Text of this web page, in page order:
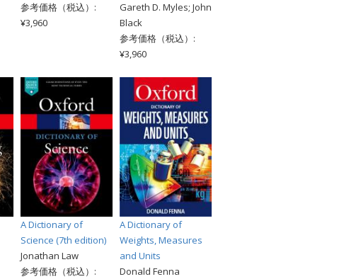
参考価格（税込）:
¥3,960
Gareth D. Myles; John
Black
参考価格（税込）:
¥3,960
A Dictionary of
Science (7th edition)
Jonathan Law
参考価格（税込）:
A Dictionary of
Weights, Measures
and Units
Donald Fenna